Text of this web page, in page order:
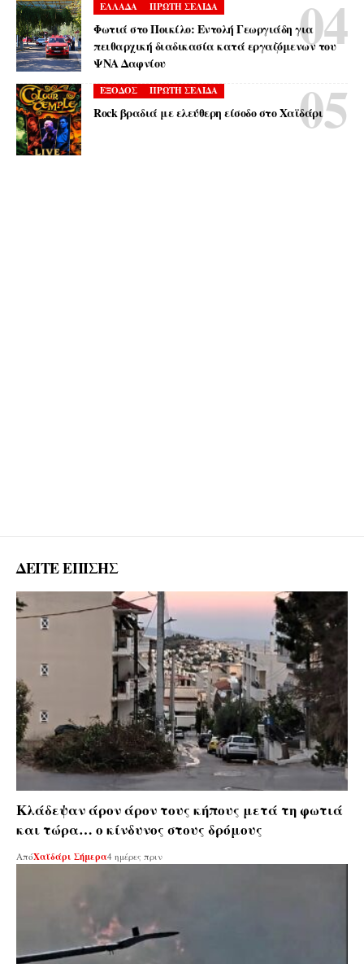
ΕΛΛΑΔΑ ΠΡΩΤΗ ΣΕΛΙΔΑ
Φωτιά στο Ποικίλο: Εντολή Γεωργιάδη για
πειθαρχική διαδικασία κατά εργαζόμενων του
ΨΝΑ Δαφνίου
ΕΞΟΔΟΣ ΠΡΩΤΗ ΣΕΛΙΔΑ
Rock βραδιά με ελεύθερη είσοδο στο Χαϊδάρι
ΔΕΙΤΕ ΕΠΙΣΗΣ
Κλάδεψαν άρον άρον τους κήπους μετά τη φωτιά
και τώρα… ο κίνδυνος στους δρόμους
ΑπόΧαϊδάρι Σήμερα4 ημέρες πριν